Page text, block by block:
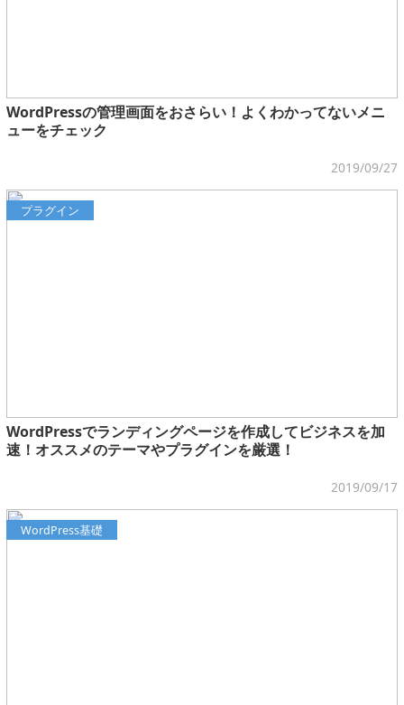
WordPressの管理画面をおさらい！よくわかってないメニ
ューをチェック
2019/09/27
プラグイン
WordPressでランディングページを作成してビジネスを加
速！オススメのテーマやプラグインを厳選！
2019/09/17
WordPress基礎